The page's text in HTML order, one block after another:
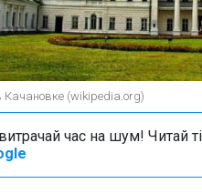
Качановке (wikipedia.org)
час на шум! Читай